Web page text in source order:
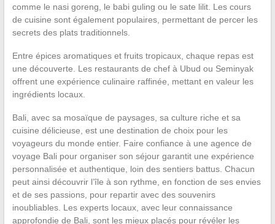
comme le nasi goreng, le babi guling ou le sate lilit. Les cours
de cuisine sont également populaires, permettant de percer les
secrets des plats traditionnels.
Entre épices aromatiques et fruits tropicaux, chaque repas est
une découverte. Les restaurants de chef à Ubud ou Seminyak
offrent une expérience culinaire raffinée, mettant en valeur les
ingrédients locaux.
Bali, avec sa mosaïque de paysages, sa culture riche et sa
cuisine délicieuse, est une destination de choix pour les
voyageurs du monde entier. Faire confiance à une agence de
voyage Bali pour organiser son séjour garantit une expérience
personnalisée et authentique, loin des sentiers battus. Chacun
peut ainsi découvrir l’île à son rythme, en fonction de ses envies
et de ses passions, pour repartir avec des souvenirs
inoubliables. Les experts locaux, avec leur connaissance
approfondie de Bali, sont les mieux placés pour révéler les